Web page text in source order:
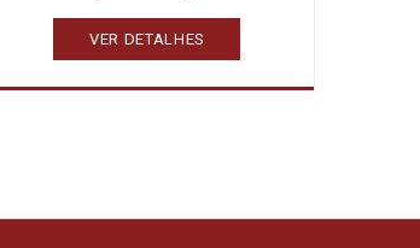
VER DETALHES